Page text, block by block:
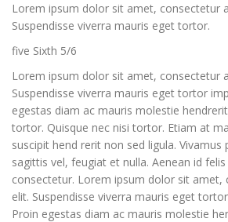
Lorem ipsum dolor sit amet, consectetur
Suspendisse viverra mauris eget tortor.
five Sixth 5/6
Lorem ipsum dolor sit amet, consectetur
Suspendisse viverra mauris eget tortor
egestas diam ac mauris molestie
tortor. Quisque nec nisi tortor. Etiam at
suscipit hend rerit non sed ligula.
sagittis vel, feugiat et nulla. Aenean id
consectetur. Lorem ipsum dolor sit amet,
elit. Suspendisse viverra mauris eget
Proin egestas diam ac mauris molestie